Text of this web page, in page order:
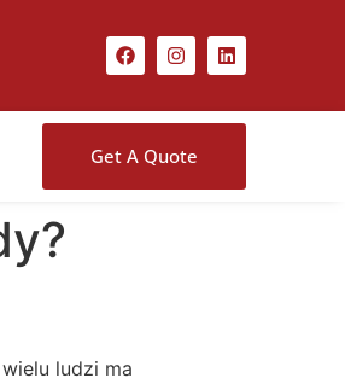
Get A Quote
ludzi ma